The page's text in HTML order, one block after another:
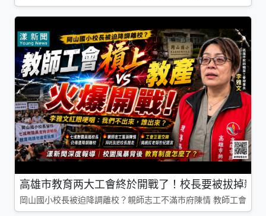
高雄市教育两大工會終於開戰了！校長要被拔掉親
岡山國小校長被迫降調離校？親師志工不滿市府陳情 教師工會槓